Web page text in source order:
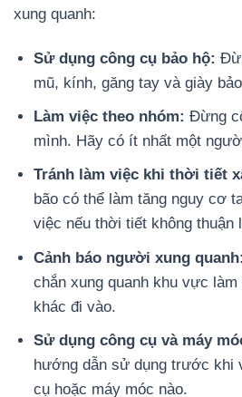
xung quanh:
Sử dụng công cụ bảo hộ:
mũ, kính, găng tay và giày
Làm việc theo nhóm: Đừng
mình. Hãy có ít nhất một
Tránh làm việc khi thời tiết
bão có thể làm tăng nguy cơ
việc nếu thời tiết không thuận
Cảnh báo người xung quanh:
chắn xung quanh khu vực
khác đi vào.
Sử dụng công cụ và máy
hướng dẫn sử dụng trước khi
cụ hoặc máy móc nào.